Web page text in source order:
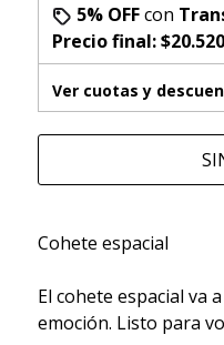
5% OFFcon
Precio final:
Ver cuotas y
Cohete espacial
El cohete espacial va
emoción. Listo para